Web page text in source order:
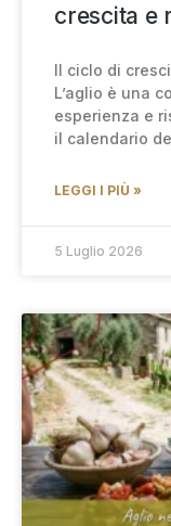
crescita e
Il ciclo di
L’aglio è una
esperienza e
il calendario
LEGGI I PIÙ »
5 Luglio 2026